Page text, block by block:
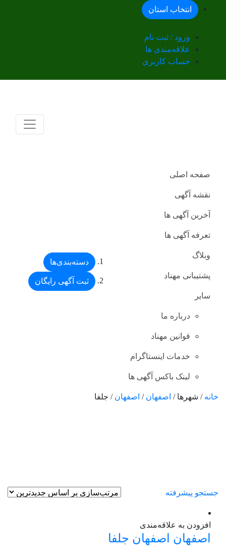
انتخاب استان
ورود / ثبت نام
علاقه‌مندی ها
حساب کاربری
صفحه اصلی
نقشه آگهی
آخرین آگهی ها
تعرفه آگهی ها
وبلاگ
پشتیبانی مهناد
سایر
درباره ما
قوانین مهناد
خدمات اینستاگرام
لینک باکس آگهی ها
دسته‌بندی‌ها
ثبت آگهی رایگان
خانه / شهرها / اصفهان / اصفهان / جلفا
جستجو پیشرفته
افزودن به علاقه‌مندی
اصفهان اصفهان جلفا